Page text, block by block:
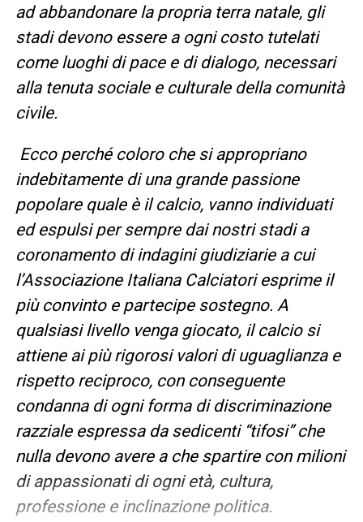
ad abbandonare la propria terra natale, gli
stadi devono essere a ogni costo tutelati
come luoghi di pace e di dialogo, necessari
alla tenuta sociale e culturale della comunità
civile.
Ecco perché coloro che si appropriano
indebitamente di una grande passione
popolare quale è il calcio, vanno individuati
ed espulsi per sempre dai nostri stadi a
coronamento di indagini giudiziarie a cui
l’Associazione Italiana Calciatori esprime il
più convinto e partecipe sostegno. A
qualsiasi livello venga giocato, il calcio si
attiene ai più rigorosi valori di uguaglianza e
rispetto reciproco, con conseguente
condanna di ogni forma di discriminazione
razziale espressa da sedicenti “tifosi” che
nulla devono avere a che spartire con milioni
di appassionati di ogni età, cultura,
professione e inclinazione politica.